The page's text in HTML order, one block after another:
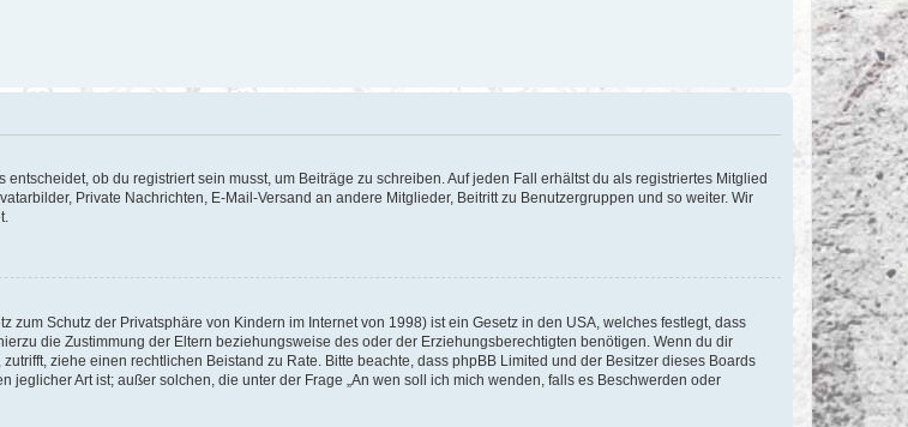
ob du registriert sein musst, um Beiträge zu schreiben. Auf jeden Fall erhältst du als registriertes Mitglied
Private Nachrichten, E-Mail-Versand an andere Mitglieder, Beitritt zu Benutzergruppen und so weiter. Wir
zum Schutz der Privatsphäre von Kindern im Internet von 1998) ist ein Gesetz in den USA, welches festlegt, dass
die Zustimmung der Eltern beziehungsweise des oder der Erziehungsberechtigten benötigen. Wenn du dir
ziehe einen rechtlichen Beistand zu Rate. Bitte beachte, dass phpBB Limited und der Besitzer dieses Boards
Art ist; außer solchen, die unter der Frage „An wen soll ich mich wenden, falls es Beschwerden oder